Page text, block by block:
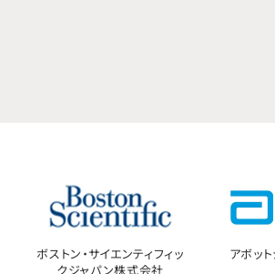
ボストン・サイエンティフィッ
クジャパン株式会社
アボッ